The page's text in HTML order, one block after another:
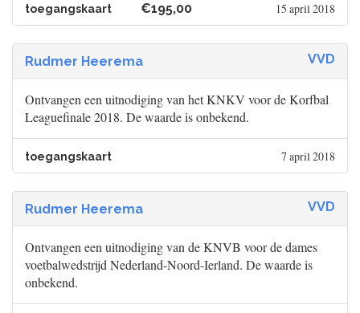
toegangskaart €195,00 15 april 2018
Rudmer Heerema VVD
Ontvangen een uitnodiging van het KNKV voor de Korfbal
Leaguefinale 2018. De waarde is onbekend.
toegangskaart 7 april 2018
Rudmer Heerema VVD
Ontvangen een uitnodiging van de KNVB voor de dames
voetbalwedstrijd Nederland-Noord-Ierland. De waarde is
onbekend.